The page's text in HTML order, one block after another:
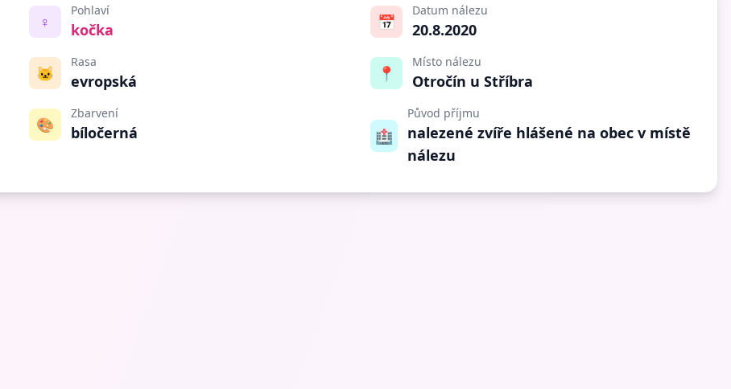
♀️
Pohlaví
kočka
🐱
Rasa
evropská
🎨
Zbarvení
bíločerná
📅
Datum nálezu
20.8.2020
📍
Místo nálezu
Otročín u Stříbra
🏥
Původ příjmu
nalezené zvíře hlášené na obec v místě
nálezu